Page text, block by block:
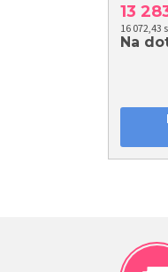
13
16 072,43
Na